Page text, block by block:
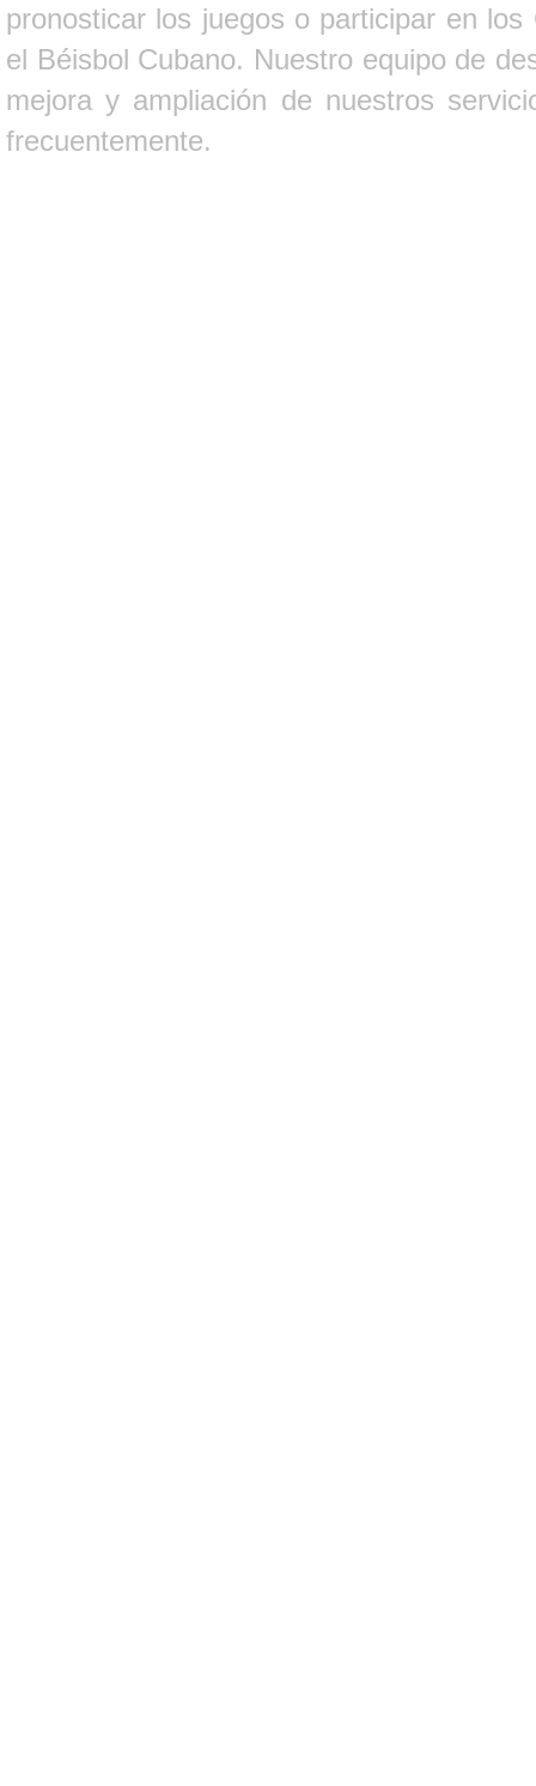
pronosticar los juegos o participar en
el Béisbol Cubano. Nuestro equipo de
mejora y ampliación de nuestros
frecuentemente.